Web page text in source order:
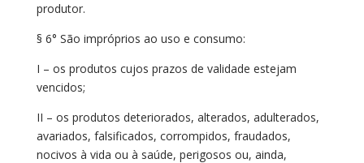
produtor.
§ 6° São impróprios ao uso e consumo:
I – os produtos cujos prazos de validade estejam
vencidos;
II – os produtos deteriorados, alterados, adulterados,
avariados, falsificados, corrompidos, fraudados,
nocivos à vida ou à saúde, perigosos ou, ainda,